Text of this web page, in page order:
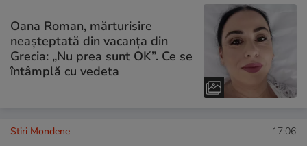
Oana Roman, mărturisire
neașteptată din vacanța din
Grecia: „Nu prea sunt OK”. Ce se
întâmplă cu vedeta
Stiri Mondene 17:06